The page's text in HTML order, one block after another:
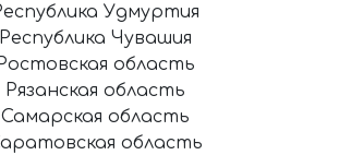
Удмуртия
Республика Чувашия
область
Рязанская область
Самарская область
область